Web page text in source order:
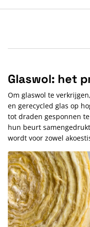
Glaswol: het
Om glaswol te
en gerecycled glas op
tot draden gesponnen
hun beurt
wordt voor zowel